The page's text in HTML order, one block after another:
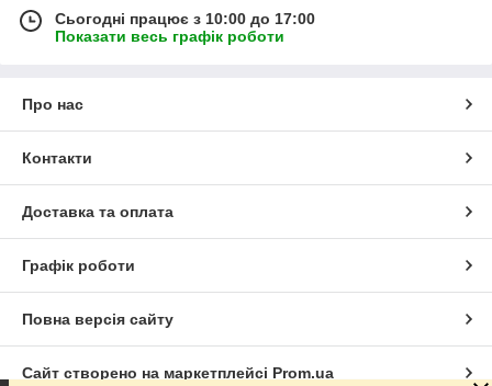
Сьогодні працює з 10:00 до 17:00
Показати весь графік роботи
Про нас
Контакти
Доставка та оплата
Графік роботи
Повна версія сайту
Сайт створено на маркетплейсі Prom.ua